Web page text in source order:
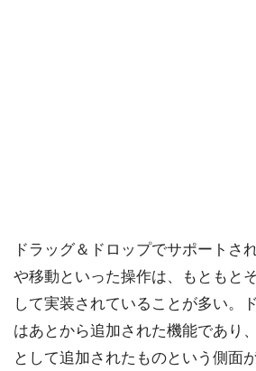
ドラッグ＆ドロップでサポートさ
や移動といった操作は、もともと
して実装されていることが多い。
はあとから追加された機能であり
として追加されたものという側面